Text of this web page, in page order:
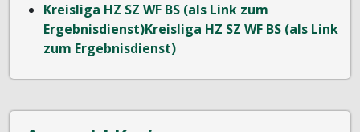
Kreisliga HZ SZ WF BS (als Link zum
Ergebnisdienst)Kreisliga HZ SZ WF BS (als Link
zum Ergebnisdienst)